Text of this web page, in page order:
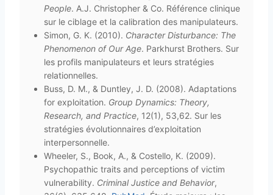
People. A.J. Christopher & Co. Référence clinique
sur le ciblage et la calibration des manipulateurs.
Simon, G. K. (2010). Character Disturbance: The
Phenomenon of Our Age. Parkhurst Brothers. Sur
les profils manipulateurs et leurs stratégies
relationnelles.
Buss, D. M., & Duntley, J. D. (2008). Adaptations
for exploitation. Group Dynamics: Theory,
Research, and Practice, 12(1), 53,62. Sur les
stratégies évolutionnaires d’exploitation
interpersonnelle.
Wheeler, S., Book, A., & Costello, K. (2009).
Psychopathic traits and perceptions of victim
vulnerability. Criminal Justice and Behavior,